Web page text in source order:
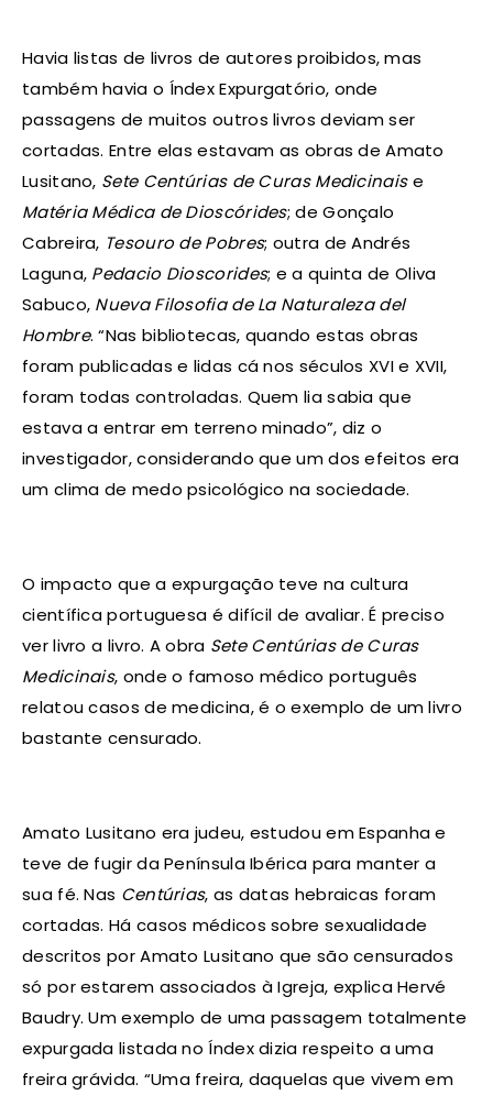
Havia listas de livros de autores proibidos, mas
também havia o Índex Expurgatório, onde
passagens de muitos outros livros deviam ser
cortadas. Entre elas estavam as obras de Amato
Lusitano, Sete Centúrias de Curas Medicinaise
Matéria Médica de Dioscórides; de Gonçalo
Cabreira, Tesouro de Pobres; outra de Andrés
Laguna, Pedacio Dioscorides; e a quinta de Oliva
Sabuco, Nueva Filosofia de La Naturaleza del
Hombre. “Nas bibliotecas, quando estas obras
foram publicadas e lidas cá nos séculos XVI e XVII,
foram todas controladas. Quem lia sabia que
estava a entrar em terreno minado”, diz o
investigador, considerando que um dos efeitos era
um clima de medo psicológico na sociedade.
O impacto que a expurgação teve na cultura
científica portuguesa é difícil de avaliar. É preciso
ver livro a livro. A obra Sete Centúrias de Curas
Medicinais, onde o famoso médico português
relatou casos de medicina, é o exemplo de um livro
bastante censurado.
Amato Lusitano era judeu, estudou em Espanha e
teve de fugir da Península Ibérica para manter a
sua fé. Nas Centúrias, as datas hebraicas foram
cortadas. Há casos médicos sobre sexualidade
descritos por Amato Lusitano que são censurados
só por estarem associados à Igreja, explica Hervé
Baudry. Um exemplo de uma passagem totalmente
expurgada listada no Índex dizia respeito a uma
freira grávida. “Uma freira, daquelas que vivem em